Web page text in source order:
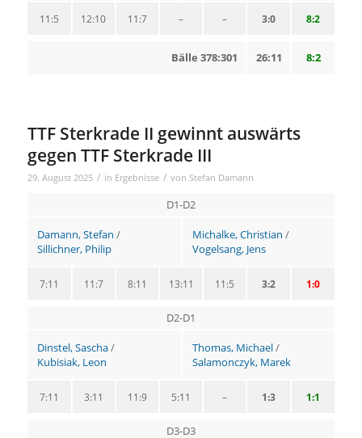
8:2
3:0
–
–
11:7
12:10
11:5
8:2
26:11
Bälle 378:301
TTF Sterkrade II gewinnt auswärts
gegen TTF Sterkrade III
29. August 2025 / in Ergebnisse / von Stefan Damann
D1-D2
Damann, Stefan /
Sillichner, Philip
Michalke, Christian /
Vogelsang, Jens
1:0
3:2
11:5
13:11
8:11
11:7
7:11
D2-D1
Dinstel, Sascha/
Kubisiak, Leon
Thomas, Michael/
Salamonczyk, Marek
1:1
1:3
–
5:11
11:9
3:11
7:11
D3-D3